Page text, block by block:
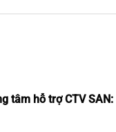
tâm hỗ trợ CTV SAN: